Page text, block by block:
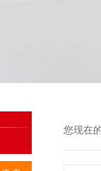
您现在